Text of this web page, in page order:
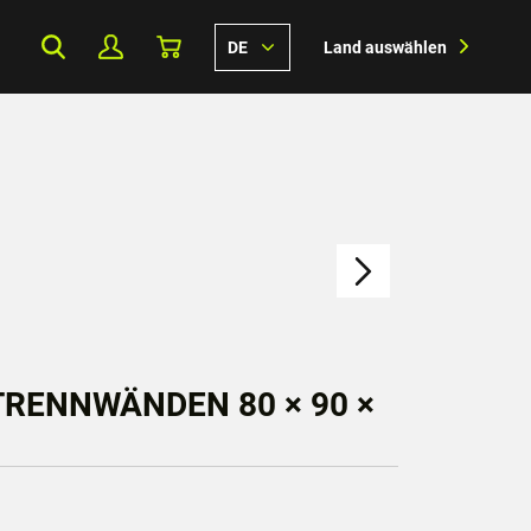
DE Land auswählen
80 × 90 ×